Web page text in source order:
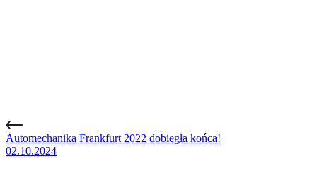
Automechanika Frankfurt 2022 dobiegła końca!
02.10.2024